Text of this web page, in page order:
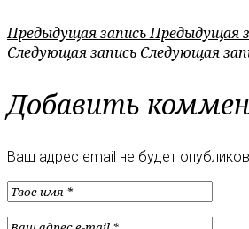
Предыдущая записьПредыдущая
Следующая запись Следующая
Добавить
Ваш адрес email не будет